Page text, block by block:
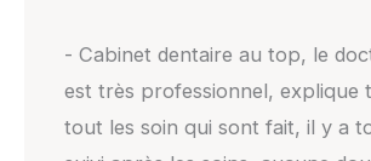
- Cabinet dentaire au top, le
est très professionnel, explique
tout les soin qui sont fait, il y a